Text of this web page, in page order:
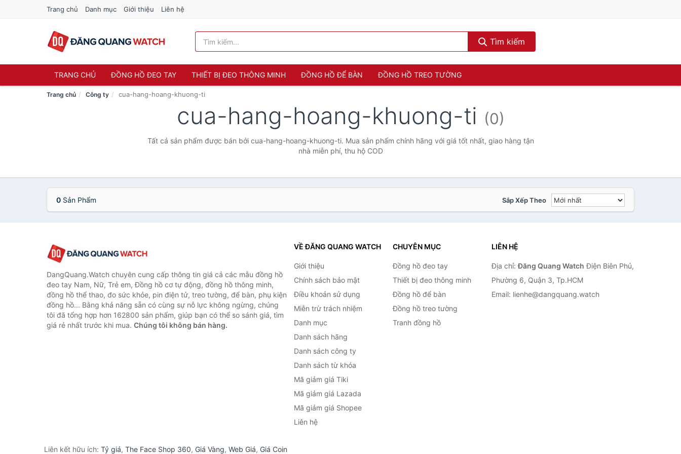
Trang chủ Danh mục Giới thiệu Liên hệ
Tìm kiếm
TRANG CHỦ ĐỒNG HỒ ĐEO TAY THIẾT BỊ ĐEO THÔNG MINH ĐỒNG HỒ ĐỂ BÀN ĐỒNG HỒ TREO TƯỜNG
Trang chủ Công ty cua-hang-hoang-khuong-ti
cua-hang-hoang-khuong-ti (0)
Tất cả sản phẩm được bán bởi cua-hang-hoang-khuong-ti. Mua sản phẩm chính hãng với giá tốt nhất, giao hàng tận
nhà miễn phí, thu hộ COD
0 Sản Phẩm Sắp Xếp Theo
DangQuang.Watch chuyên cung cấp thông tin giá cả các mẫu đồng hồ
đeo tay Nam, Nữ, Trẻ em, Đồng hồ cơ tự động, đồng hồ thông minh,
đồng hồ thể thao, đo sức khỏe, pin điện tử, treo tường, để bàn, phụ kiện
đồng hồ... Bằng khả năng sẵn có cùng sự nỗ lực không ngừng, chúng
tôi đã tổng hợp hơn 162800 sản phẩm, giúp bạn có thể so sánh giá, tìm
giá rẻ nhất trước khi mua. Chúng tôi không bán hàng.
VỀ ĐĂNG QUANG WATCH
Giới thiệu
Chính sách bảo mật
Điều khoản sử dụng
Miễn trừ trách nhiệm
Danh mục
Danh sách hãng
Danh sách công ty
Danh sách từ khóa
Mã giảm giá Tiki
Mã giảm giá Lazada
Mã giảm giá Shopee
Liên hệ
CHUYÊN MỤC
Đồng hồ đeo tay
Thiết bị đeo thông minh
Đồng hồ để bàn
Đồng hồ treo tường
Tranh đồng hồ
LIÊN HỆ
Địa chỉ:Đăng Quang Watch Điện Biên Phủ,
Phường 6, Quận 3, Tp.HCM
Email: lienhe@dangquang.watch
Liên kết hữu ích: Tỷ giá, The Face Shop 360, Giá Vàng, Web Giá, Giá Coin